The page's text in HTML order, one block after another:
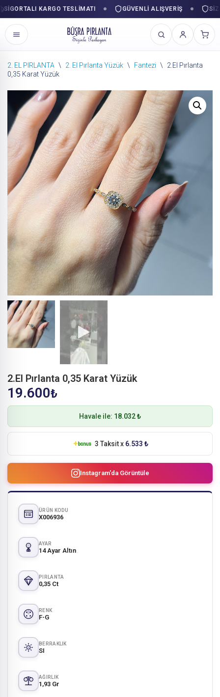
KARGO TESLIMATI GÜVENLI ALIŞVERIŞ
İçeriğe
2. EL PIRLANTA \ 2. El Pırlanta Yüzük \ Fantezi \
2.El Pırlanta
0,35 Karat Yüzük
2.El Pırlanta 0,35 Karat Yüzük
19.600₺
Havale ile: 18.032 ₺
3 Taksit x 6.533 ₺
Instagram'da Görüntüle
ÜRÜN KODU
X006936
AYAR
14 Ayar Altın
PIRLANTA
0,35 Ct
RENK
F-G
BERRAKLIK
SI
AĞIRLIK
1,93 Gr